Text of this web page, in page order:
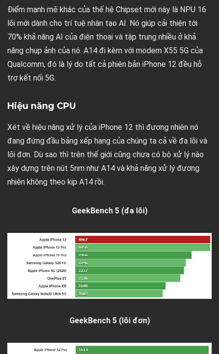
Điểm mạnh mẽ khác của thế hệ Chipset mới này là NPU 16
lõi mới dành cho trí tuệ nhân tạo AI. Nó giúp cải thiện tới
70% khả năng AI của điện thoại và tập trung nhiều ở khả
năng chụp ảnh của nó. A14 đi kèm với modem X55 5G của
Qualcomm, đó là lý do tất cả phiên bản iPhone 12 đều hỗ
trợ kết nối 5G.
Hiệu năng CPU
Xét về hiệu năng xử lý của iPhone 12 thì đương nhiên nó
đang đứng đầu bảng xếp hạng của chúng ta cả về đa lõi và
lõi đơn. Dù sao thì trên thế giới cũng chưa có bộ xử lý nào
xây dựng trên nút 5nm như A14 và khả năng xử lý đương
nhiên không theo kịp A14 rồi.
GeekBench 5 (đa lõi)
GeekBench 5 (lõi đơn)